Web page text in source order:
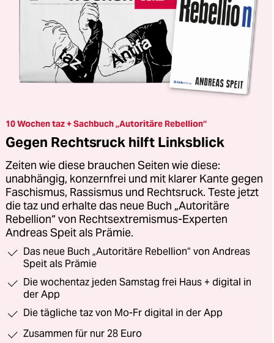
10 Wochen taz + Sachbuch „Autoritäre Rebellion“
Gegen Rechtsruck hilft Linksblick
Zeiten wie diese brauchen Seiten wie diese:
unabhängig, konzernfrei und mit klarer Kante gegen
Faschismus, Rassismus und Rechtsruck. Teste jetzt
die taz und erhalte das neue Buch „Autoritäre
Rebellion“ von Rechtsextremismus-Experten
Andreas Speit als Prämie.
Das neue Buch „Autoritäre Rebellion“ von Andreas
Speit als Prämie
Die wochentaz jeden Samstag frei Haus + digital in
der App
Die tägliche taz von Mo-Fr digital in der App
Zusammen für nur 28 Euro